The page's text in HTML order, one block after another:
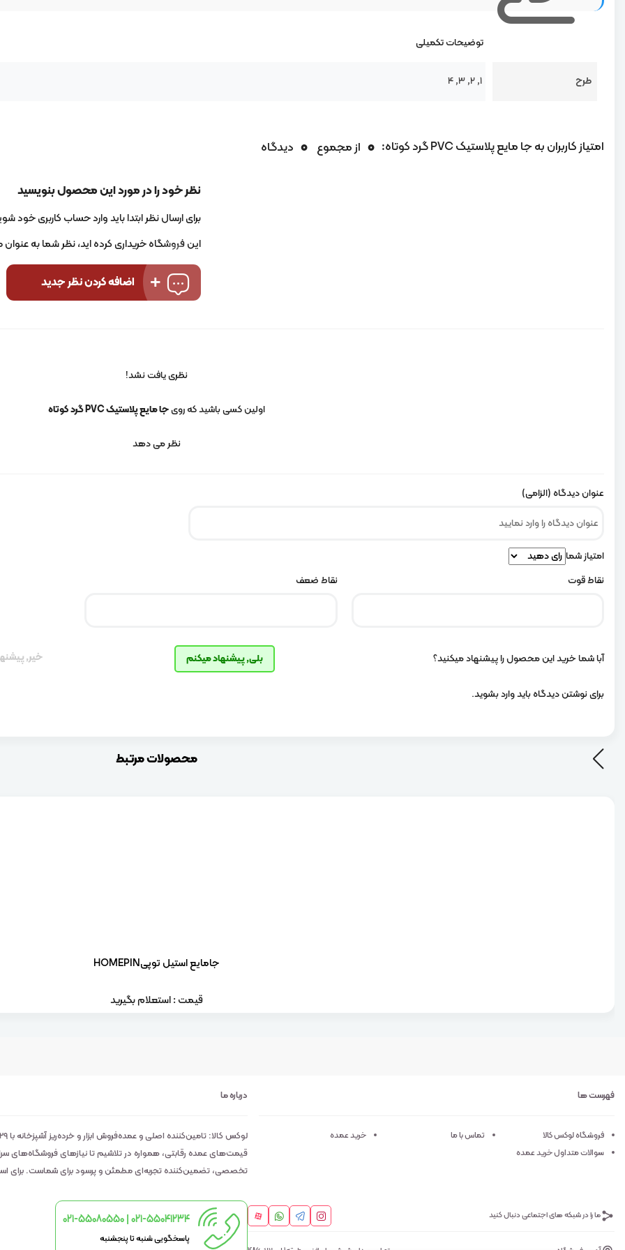
توضیحات تکمیلی
طرح 1, 2, 3, 4
امتیاز کاربران به جا مایع پلاستیک PVC گرد کوتاه: 0 از مجموع 0 دیدگاه
نظر خود را در مورد این محصول بنویسید
برای ارسال نظر ابتدا باید وارد حساب کاربری خود
این فروشگاه خریداری کرده اید، نظر شما به
اضافه کردن نظر جدید
نظری یافت نشد!
اولین کسی باشید که رویجا مایع پلاستیک PVC گرد کوتاه
نظر می دهد
عنوان دیدگاه (الزامی)
امتیاز شما
نقاط قوت
نقاط ضعف
آبا شما خرید این محصول را پیشنهاد میکنید؟ بلی, پیشنهاد میکنم خیر,
برای نوشتن دیدگاه بایدوارد بشوید.
محصولات مرتبط
جامایع استیل توپیHOMEPIN
قیمت : استعلام بگیرید
فهرست ها
فروشگاه لوکس کالا تماس با ما
خرید عمده
سوالات متداول خرید عمده
درباره ما
قیمت‌های عمده رقابتی، همواره در تلاشیم تا نیازهای فروشگاه‌های
تخصصی، تضمین‌کننده تجربه‌ای مطمئن و پرسود برای شماست. برای
ما را در شبکه های اجتماعی دنبال کنید 021-55080550 | 021-55041234
پاسخگویی شنبه تا پنجشنبه